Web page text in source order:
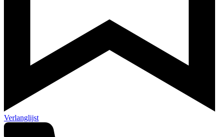
Verlanglijst